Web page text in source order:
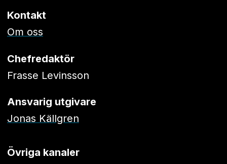
Kontakt
Om oss
Chefredaktör
Frasse Levinsson
Ansvarig utgivare
Jonas Källgren
Övriga kanaler